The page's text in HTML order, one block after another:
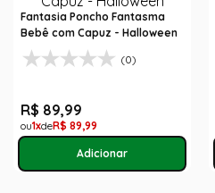
Fantasia Poncho Fantasma
Bebê com Capuz - Halloween
(0)
R$ 89,99
1 R$ 89,99